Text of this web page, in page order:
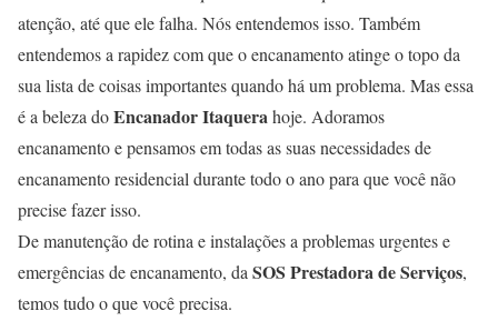
atenção, até que ele falha. Nós entendemos isso. Também
entendemos a rapidez com que o encanamento atinge o topo da
sua lista de coisas importantes quando há um problema. Mas essa
é a beleza doEncanador Itaquerahoje. Adoramos
encanamento e pensamos em todas as suas necessidades de
encanamento residencial durante todo o ano para que você não
precise fazer isso.
De manutenção de rotina e instalações a problemas urgentes e
emergências de encanamento, daSOS Prestadora de Serviços,
temos tudo o que você precisa.